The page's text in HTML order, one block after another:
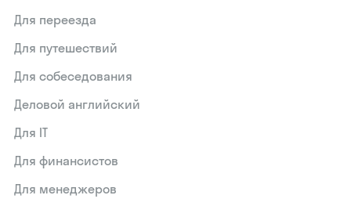
Для переезда
Для путешествий
Для собеседования
Деловой английский
Для IT
Для финансистов
Для менеджеров